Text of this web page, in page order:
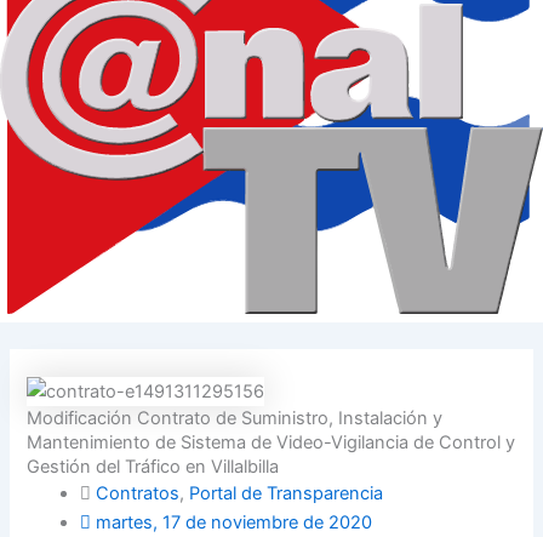
Modificación Contrato de Suministro, Instalación y
Mantenimiento de Sistema de Video-Vigilancia de Control y
Gestión del Tráfico en Villalbilla
Contratos, Portal de Transparencia
martes, 17 de noviembre de 2020